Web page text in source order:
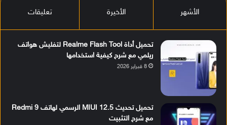
الأشهر الأخيرة تعليقات
تحميل أداة Realme Flash Tool لتفليش هواتف
ريلمي مع شرح كيفية استخدامها
8 فبراير 2026
تحميل تحديث MIUI 12.5 الرسمي لهاتف Redmi 9
مع شرح التثبيت